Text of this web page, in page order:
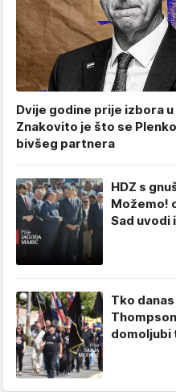
Dvije godine prije izbora
Znakovito je što se
bivšeg partnera
HDZ s
Možemo!
Sad uvodi
Tko
domoljubi